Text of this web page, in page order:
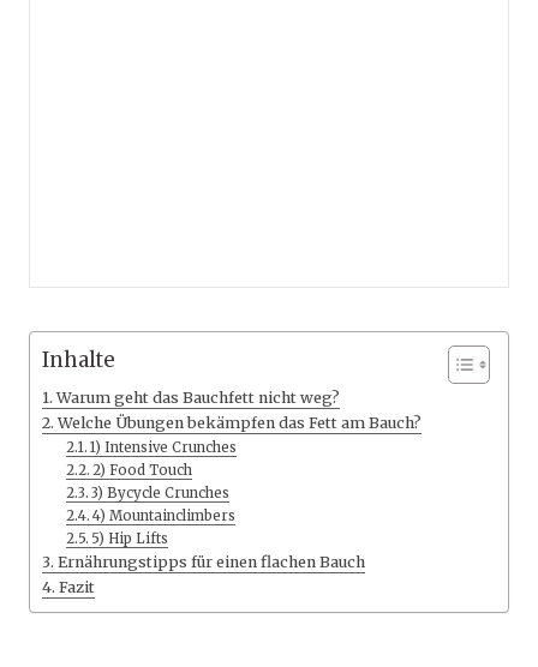
Inhalte
Warum geht das Bauchfett nicht weg?
Welche Übungen bekämpfen das Fett am Bauch?
1) Intensive Crunches
2) Food Touch
3) Bycycle Crunches
4) Mountainclimbers
5) Hip Lifts
Ernährungstipps für einen flachen Bauch
Fazit